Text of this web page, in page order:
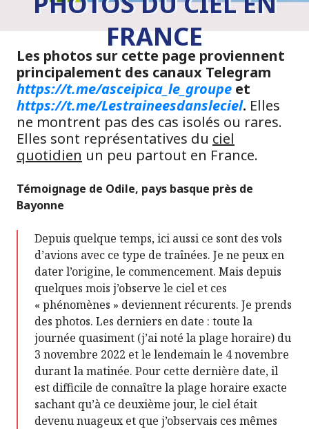
FRANCE
Les photos sur cette page proviennent
principalement des canaux Telegram
https://t.me/asceipica_le_groupe et
https://t.me/Lestraineesdansleciel. Elles
ne montrent pas des cas isolés ou rares.
Elles sont représentatives du ciel
quotidien un peu partout en France.
Témoignage de Odile, pays basque près de
Bayonne
Depuis quelque temps, ici aussi ce sont des vols
d’avions avec ce type de traînées. Je ne peux en
dater l’origine, le commencement. Mais depuis
quelques mois j’observe le ciel et ces
« phénomènes » deviennent récurents. Je prends
des photos. Les derniers en date : toute la
journée quasiment (j’ai noté la plage horaire) du
3 novembre 2022 et le lendemain le 4 novembre
durant la matinée. Pour cette dernière date, il
est difficile de connaître la plage horaire exacte
sachant qu’à ce deuxième jour, le ciel était
devenu nuageux et que j’observais ces mêmes